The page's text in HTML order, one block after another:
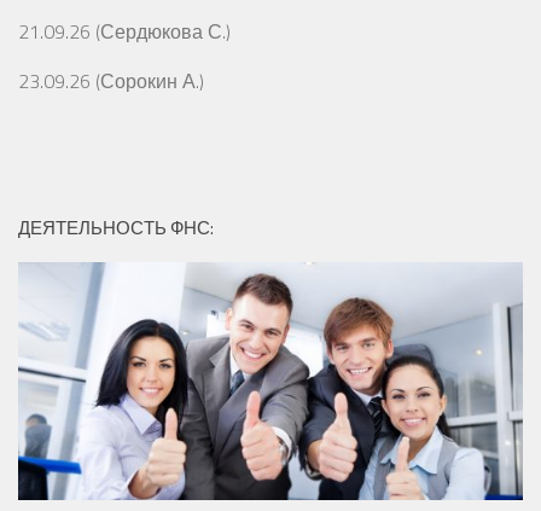
21.09.26 (Сердюкова С.)
23.09.26 (Сорокин А.)
ДЕЯТЕЛЬНОСТЬ ФНС: